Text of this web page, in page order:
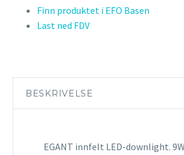
Finn produktet i EFO Basen
Last ned FDV
BESKRIVELSE
EGANT innfelt LED-downlight. 9W